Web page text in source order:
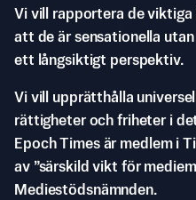
Vi vill rapportera de
att de är sensationella
ett långsiktigt perspektiv.
Vi vill upprätthålla
rättigheter och friheter i
Epoch Times är medlem i
av ”särskild vikt för
Mediestödsnämnden.